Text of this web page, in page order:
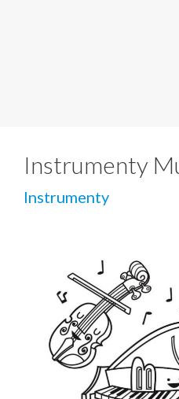
Instrumenty
Instrumenty